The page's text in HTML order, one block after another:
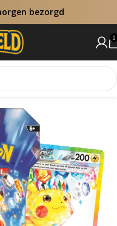
bezorgd
0